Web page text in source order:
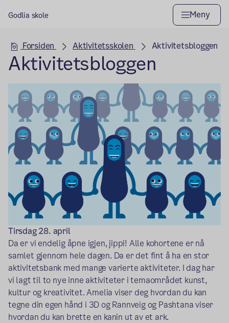
Godlia skole Meny
Hovedseksjon
Forsiden Aktivitetsskolen Aktivitetsbloggen
Aktivitetsbloggen
Tirsdag 28. april
Da er vi endelig åpne igjen, jippi! Alle kohortene er nå
samlet gjennom hele dagen. Da er det fint å ha en stor
aktivitetsbank med mange varierte aktiviteter. I dag har
vi lagt til to nye inne aktiviteter i temaområdet kunst,
kultur og kreativitet. Amelia viser deg hvordan du kan
tegne din egen hånd i 3D og Rannveig og Pashtana viser
hvordan du kan brette en kanin ut av et ark.